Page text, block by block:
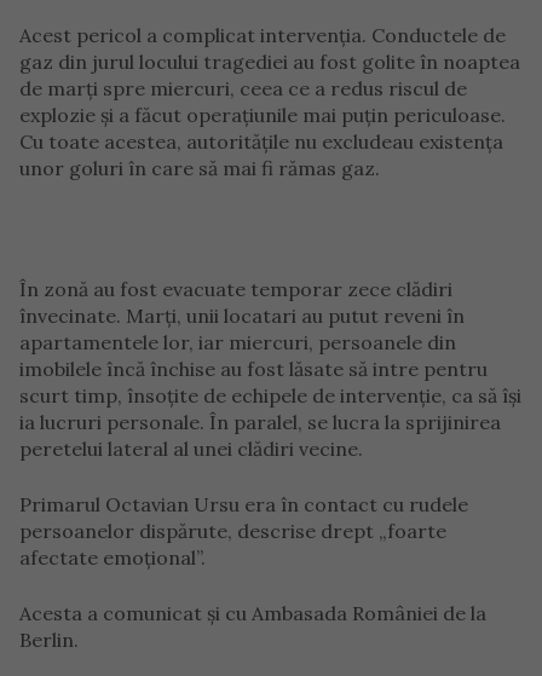
Acest pericol a complicat intervenția. Conductele de
gaz din jurul locului tragediei au fost golite în noaptea
de marți spre miercuri, ceea ce a redus riscul de
explozie și a făcut operațiunile mai puțin periculoase.
Cu toate acestea, autoritățile nu excludeau existența
unor goluri în care să mai fi rămas gaz.
În zonă au fost evacuate temporar zece clădiri
învecinate. Marți, unii locatari au putut reveni în
apartamentele lor, iar miercuri, persoanele din
imobilele încă închise au fost lăsate să intre pentru
scurt timp, însoțite de echipele de intervenție, ca să își
ia lucruri personale. În paralel, se lucra la sprijinirea
peretelui lateral al unei clădiri vecine.
Primarul Octavian Ursu era în contact cu rudele
persoanelor dispărute, descrise drept „foarte
afectate emoțional”.
Acesta a comunicat și cu Ambasada României de la
Berlin.